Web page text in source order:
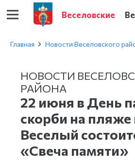
Веселовские
Главная Новости Веселовского
НОВОСТИ
РАЙОНА
22 июня в День
скорби на пляже
Веселый
«Свеча памяти»